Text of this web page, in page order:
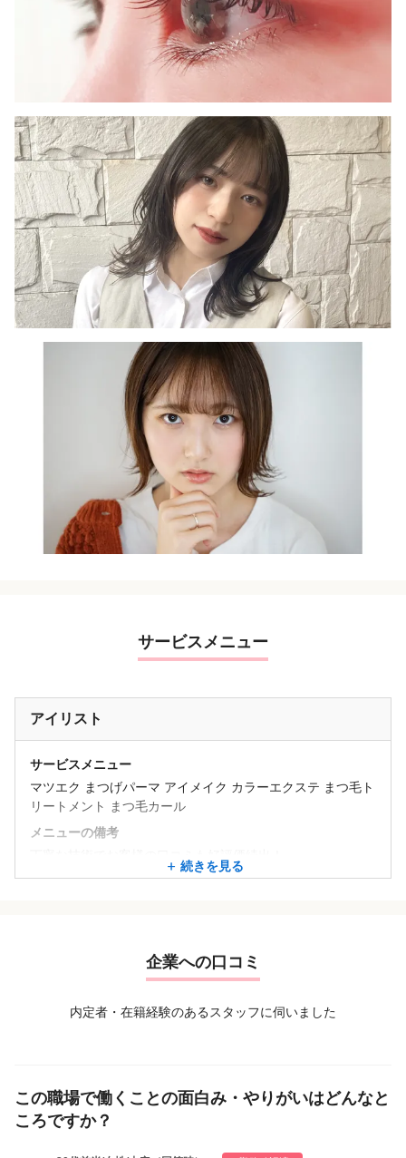
サービスメニュー
アイリスト
サービスメニュー
マツエク まつげパーマ アイメイク カラーエクステ まつ毛ト
リートメント まつ毛カール
メニューの備考
美容情報サービスを参考
続きを見る
企業への口コミ
内定者・在籍経験のあるスタッフに伺いました
この職場で働くことの面白み・やりがいはどんなと
ころですか？